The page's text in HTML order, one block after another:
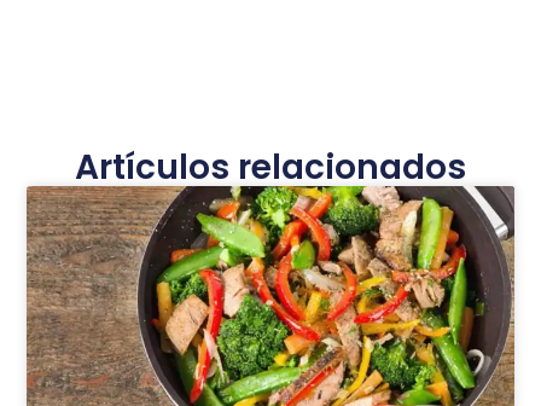
Artículos relacionados